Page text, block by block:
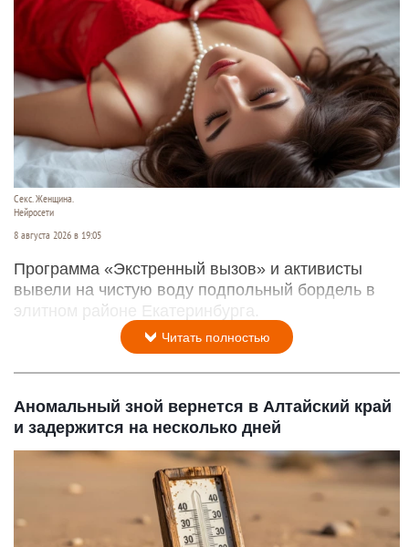
Секс. Женщина.
Нейросети
8 августа 2026 в 19:05
Программа «Экстренный вызов» и активисты
вывели на чистую воду подпольный бордель в
элитном районе Екатеринбурга.
Читать полностью
Аномальный зной вернется в Алтайский край
и задержится на несколько дней